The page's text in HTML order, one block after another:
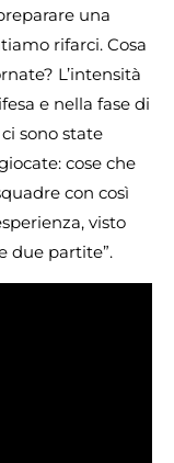
una
rifarci. Cosa
L’intensità
e nella fase di
sono state
cose che
con così
visto
due partite”.